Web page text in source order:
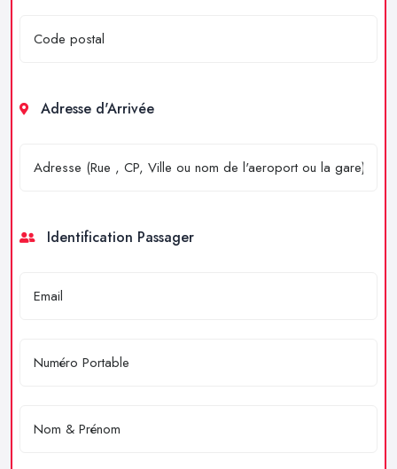
Adresse d'Arrivée
Identification Passager